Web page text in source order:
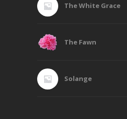
The White Grace
The Fawn
Solange